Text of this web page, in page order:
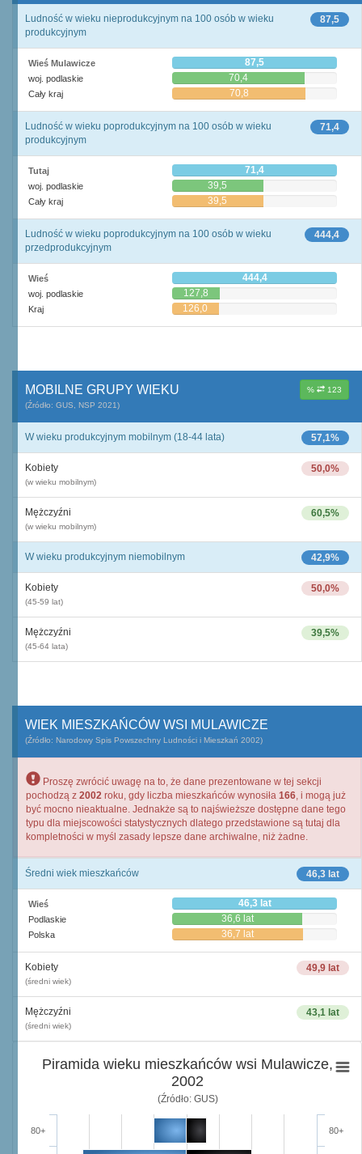
87,5
Ludność w wieku nieprodukcyjnym na 100 osób w wieku
produkcyjnym
Wieś Mulawicze 87,5
woj. podlaskie 70,4
Cały kraj 70,8
71,4
Ludność w wieku poprodukcyjnym na 100 osób w wieku
produkcyjnym
Tutaj 71,4
woj. podlaskie 39,5
Cały kraj 39,5
444,4
Ludność w wieku poprodukcyjnym na 100 osób w wieku
przedprodukcyjnym
Wieś 444,4
woj. podlaskie 127,8
Kraj 126,0
% 123
MOBILNE GRUPY WIEKU
(Źródło: GUS, NSP 2021)
57,1%
W wieku produkcyjnym mobilnym (18-44 lata)
50,0%
Kobiety
(w wieku mobilnym)
60,5%
Mężczyźni
(w wieku mobilnym)
42,9%
W wieku produkcyjnym niemobilnym
50,0%
Kobiety
(45-59 lat)
39,5%
Mężczyźni
(45-64 lata)
WIEK MIESZKAŃCÓW WSI MULAWICZE
(Źródło: Narodowy Spis Powszechny Ludności i Mieszkań 2002)
Proszę zwrócić uwagę na to, że dane prezentowane w tej sekcji
pochodzą z 2002 roku, gdy liczba mieszkańców wynosiła 166, i mogą już
być mocno nieaktualne. Jednakże są to najświeższe dostępne dane tego
typu dla miejscowości statystycznych dlatego przedstawione są tutaj dla
kompletności w myśl zasady lepsze dane archiwalne, niż żadne.
46,3 lat
Średni wiek mieszkańców
Wieś 46,3 lat
Podlaskie 36,6 lat
Polska 36,7 lat
49,9 lat
Kobiety
(średni wiek)
43,1 lat
Mężczyźni
(średni wiek)
Piramida wieku mieszkańców wsi Mulawicze,
2002
(Źródło: GUS)
80+ 80+